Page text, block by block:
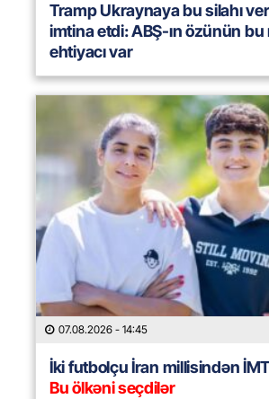
Tramp Ukraynaya bu silahı
imtina etdi: ABŞ-ın özünün
ehtiyacı var
07.08.2026 - 14:45
İki futbolçu İran millisindən
Bu ölkəni seçdilər